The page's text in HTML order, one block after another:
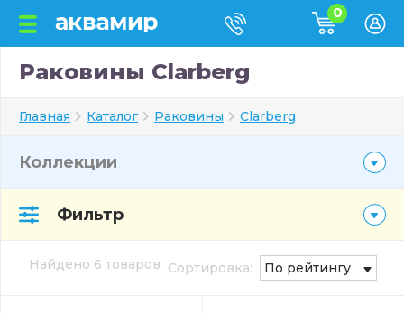
0
Раковины Clarberg
Главная Каталог Раковины Clarberg
Коллекции
Фильтр
Найдено 6 товаров Сортировка: По рейтингу